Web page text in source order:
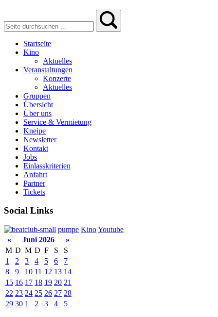
Startseite
Kino
Aktuelles
Veranstaltungen
Konzerte
Aktuelles
Gruppen
Übersicht
Über uns
Service & Vermietung
Kneipe
Newsletter
Kontakt
Jobs
Einlasskriterien
Anfahrt
Partner
Tickets
Social Links
pumpe KinoYoutube
«
Juni 2026
»
M D M D F S
S
1
2 3 4 5 6
7
8
9 10 11 12 13 14
15 16 17 18 19 20 21
22 23 24 25 26 27 28
29 30 1 2 3 4 5